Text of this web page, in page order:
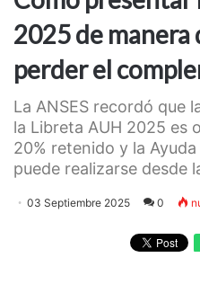
2025 de
perder el
La ANSES recordó que
la Libreta AUH 2025 es
20% retenido y la
puede realizarse desde
03 Septiembre 2025 0